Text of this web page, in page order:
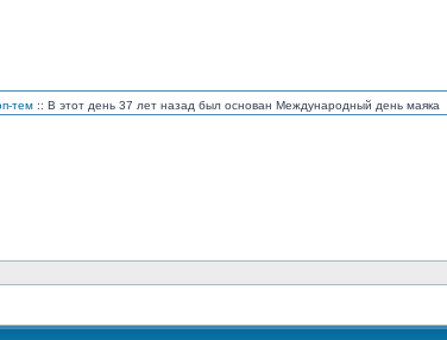
тем :: В этот день 37 лет назад был основан Международный день маяка